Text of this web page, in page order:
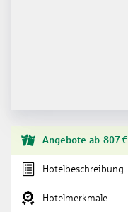
Angebote ab 807 €
Hotelbeschreibung
Hotelmerkmale